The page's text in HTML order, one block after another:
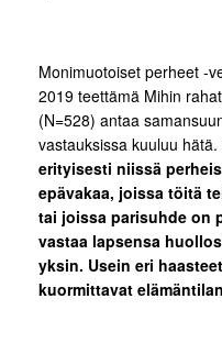
Monimuotoiset perheet -
2019 teettämä Mihin
(N=528) antaa
vastauksissa kuuluu hätä.
erityisesti niissä
epävakaa, joissa töitä
tai joissa parisuhde on
vastaa lapsensa
yksin. Usein eri
kuormittavat